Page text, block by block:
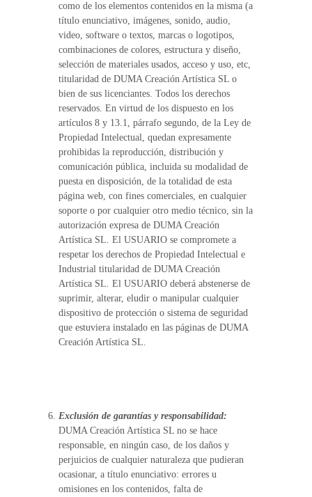
como de los elementos contenidos en la misma (a
título enunciativo, imágenes, sonido, audio,
video, software o textos, marcas o logotipos,
combinaciones de colores, estructura y diseño,
selección de materiales usados, acceso y uso, etc,
titularidad de DUMA Creación Artística SL o
bien de sus licenciantes. Todos los derechos
reservados. En virtud de los dispuesto en los
artículos 8 y 13.1, párrafo segundo, de la Ley de
Propiedad Intelectual, quedan expresamente
prohibidas la reproducción, distribución y
comunicación pública, incluida su modalidad de
puesta en disposición, de la totalidad de esta
página web, con fines comerciales, en cualquier
soporte o por cualquier otro medio técnico, sin la
autorización expresa de DUMA Creación
Artística SL. El USUARIO se compromete a
respetar los derechos de Propiedad Intelectual e
Industrial titularidad de DUMA Creación
Artística SL. El USUARIO deberá abstenerse de
suprimir, alterar, eludir o manipular cualquier
dispositivo de protección o sistema de seguridad
que estuviera instalado en las páginas de DUMA
Creación Artística SL.
Exclusión de garantías y responsabilidad:
DUMA Creación Artística SL no se hace
responsable, en ningún caso, de los daños y
perjuicios de cualquier naturaleza que pudieran
ocasionar, a título enunciativo: errores u
omisiones en los contenidos, falta de